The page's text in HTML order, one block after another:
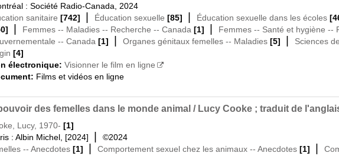
: Société Radio-Canada, 2024
sanitaire [742] | Éducation sexuelle [85] | Éducation sexuelle dans les écoles
| Femmes -- Maladies -- Recherche -- Canada [1] |
Femmes -- Santé et hygiène --
-- Canada [1] | Organes génitaux femelles -- Maladies [5] |
Sciences
[4]
électronique: Visionner le film en ligne
Films et vidéos en ligne
des femelles dans le monde animal / Lucy Cooke ; traduit de
Lucy, 1970- [1]
: Albin Michel, [2024] |
©2024
-- Anecdotes [1] | Comportement sexuel chez les animaux -- Anecdotes [1] |